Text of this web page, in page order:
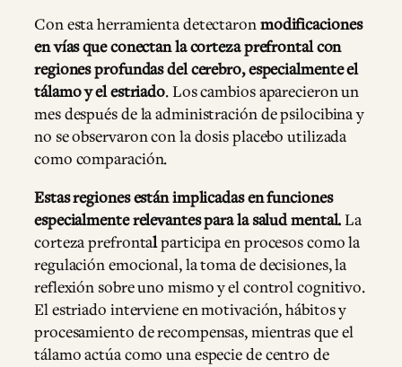
Con esta herramienta detectaronmodificaciones
en vías que conectan la corteza prefrontal con
regiones profundas del cerebro, especialmente el
tálamo y el estriado. Los cambios aparecieron un
mes después de la administración de psilocibina y
no se observaron con la dosis placebo utilizada
como comparación.
Estas regiones están implicadas en funciones
especialmente relevantes para la salud mental.La
corteza prefrontalparticipa en procesos como la
regulación emocional, la toma de decisiones, la
reflexión sobre uno mismo y el control cognitivo.
El estriado interviene en motivación, hábitos y
procesamiento de recompensas, mientras que el
tálamo actúa como una especie de centro de